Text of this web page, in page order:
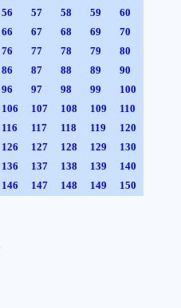
56 57 58 59
60
66 67 68 69
70
76 77 78 79
80
86 87 88 89
90
96 97 98 99
100
106 107 108 109
110
116 117 118 119
120
126 127 128 129
130
136 137 138 139
140
146 147 148 149 150